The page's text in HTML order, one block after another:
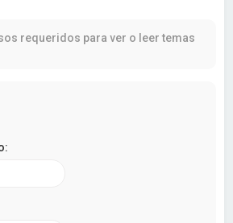
requeridos para ver o leer temas